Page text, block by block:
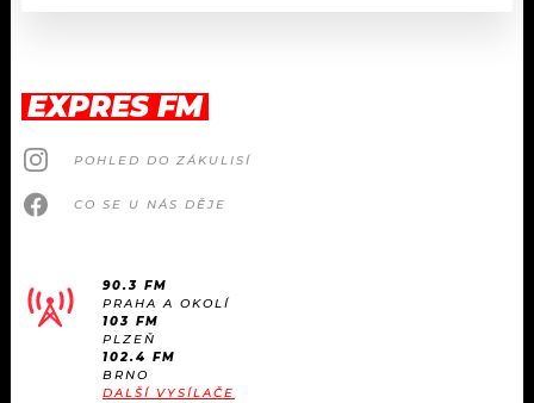
EXPRES FM
POHLED DO ZÁKULISÍ
CO SE U NÁS DĚJE
90.3 FM
PRAHA A OKOLÍ
103 FM
PLZEŇ
102.4 FM
BRNO
DALŠÍ VYSÍLAČE